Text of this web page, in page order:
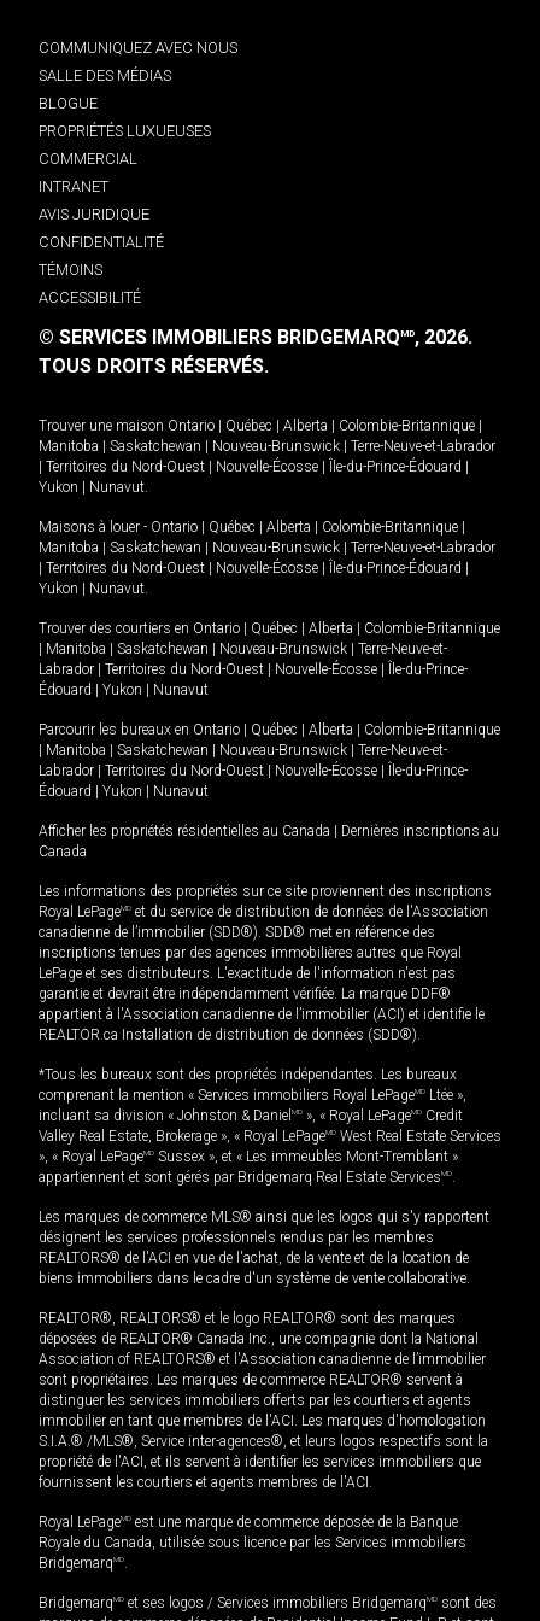
COMMUNIQUEZ AVEC NOUS
SALLE DES MÉDIAS
BLOGUE
PROPRIÉTÉS LUXUEUSES
COMMERCIAL
INTRANET
AVIS JURIDIQUE
CONFIDENTIALITÉ
TÉMOINS
ACCESSIBILITÉ
© SERVICES IMMOBILIERS BRIDGEMARQMD, 2026.
TOUS DROITS RÉSERVÉS.
Trouver une maison Ontario Québec Alberta Colombie-Britannique
Manitoba
Saskatchewan Nouveau-Brunswick
Terre-Neuve-et-Labrador
Territoires du Nord-Ouest Nouvelle-Écosse Île-du-Prince-Édouard
Yukon
Nunavut.
Maisons à louer - Ontario Québec Alberta Colombie-Britannique
Manitoba
Saskatchewan Nouveau-Brunswick
Terre-Neuve-et-Labrador
Territoires du Nord-Ouest Nouvelle-Écosse Île-du-Prince-Édouard
Yukon
Nunavut.
Trouver des courtiers en Ontario Québec Alberta
Colombie-Britannique
Manitoba Saskatchewan Nouveau-Brunswick
Terre-Neuve-et-
Labrador
Territoires du Nord-Ouest Nouvelle-Écosse
Île-du-Prince-
Édouard
Yukon Nunavut
Parcourir les bureaux en Ontario Québec Alberta
Colombie-Britannique
Manitoba Saskatchewan Nouveau-Brunswick
Terre-Neuve-et-
Labrador
Territoires du Nord-Ouest Nouvelle-Écosse
Île-du-Prince-
Édouard
Yukon Nunavut
Afficher les propriétés résidentielles au Canada
Dernières inscriptions au
Canada
Les informations des propriétés sur ce site proviennent des inscriptions
Royal LePageMD et du service de distribution de données de l'Association
canadienne de l’immobilier (SDD®). SDD® met en référence des
inscriptions tenues par des agences immobilières autres que Royal
LePage et ses distributeurs. L'exactitude de l'information n'est pas
garantie et devrait être indépendamment vérifiée. La marque DDF®
appartient à l'Association canadienne de l’immobilier (ACI) et identifie le
REALTOR.ca Installation de distribution de données (SDD®).
*Tous les bureaux sont des propriétés indépendantes. Les bureaux
comprenant la mention « Services immobiliers Royal LePageMD Ltée »,
incluant sa division « Johnston & Daniel MD », « Royal LePageMD Credit
Valley Real Estate, Brokerage », « Royal LePageMD West Real Estate Services
», « Royal LePageMD Sussex », et « Les immeubles Mont-Tremblant »
appartiennent et sont gérés par Bridgemarq Real Estate ServicesMD.
Les marques de commerce MLS® ainsi que les logos qui s'y rapportent
désignent les services professionnels rendus par les membres
REALTORS® de l'ACI en vue de l'achat, de la vente et de la location de
biens immobiliers dans le cadre d'un système de vente collaborative.
REALTOR®, REALTORS® et le logo REALTOR® sont des marques
déposées de REALTOR® Canada Inc., une compagnie dont la National
Association of REALTORS® et l'Association canadienne de l’immobilier
sont propriétaires. Les marques de commerce REALTOR® servent à
distinguer les services immobiliers offerts par les courtiers et agents
immobilier en tant que membres de l'ACI. Les marques d'homologation
S.I.A.® /MLS®, Service inter-agences®, et leurs logos respectifs sont la
propriété de l'ACI, et ils servent à identifier les services immobiliers que
fournissent les courtiers et agents membres de l'ACI.
Royal LePageMD est une marque de commerce déposée de la Banque
Royale du Canada, utilisée sous licence par les Services immobiliers
BridgemarqMD.
BridgemarqMD et ses logos / Services immobiliers BridgemarqMD sont des